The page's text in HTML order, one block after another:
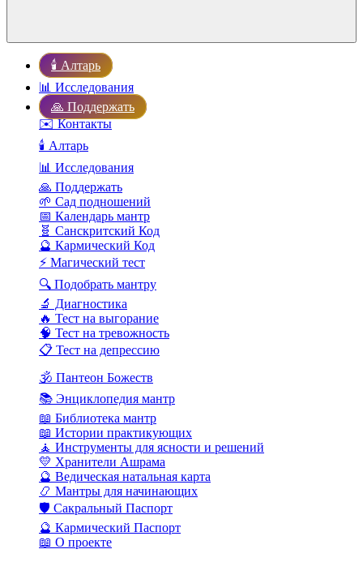
🕯️ Алтарь
📊 Исследования
🙏 Поддержать
✉️ Контакты
🕯️ Алтарь
📊 Исследования
🙏 Поддержать
🌱 Сад подношений
📅 Календарь мантр
🧬 Санскритский Код
🔮 Кармический Код
⚡ Магический тест
🔍 Подобрать мантру
🔬 Диагностика
🔥 Тест на выгорание
🧠 Тест на тревожность
📋 Тест на депрессию
🕉️ Пантеон Божеств
📚 Энциклопедия мантр
📖 Библиотека мантр
📖 Истории практикующих
🧘 Инструменты для ясности и решений
💛 Хранители Ашрама
🔮 Ведическая натальная карта
📿 Мантры для начинающих
🛡️ Сакральный Паспорт
🔮 Кармический Паспорт
📖 О проекте